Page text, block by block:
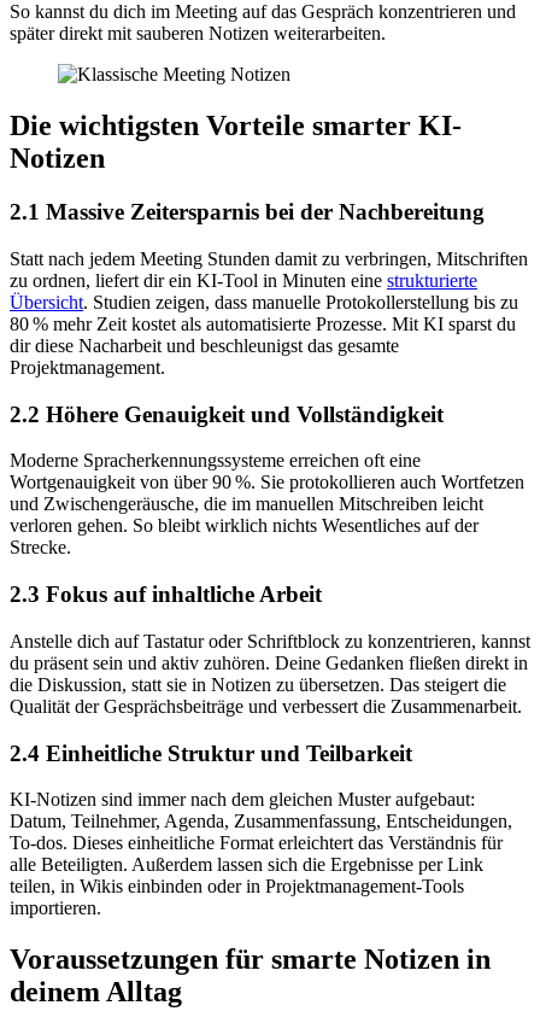
So kannst du dich im Meeting auf das Gespräch konzentrieren und
später direkt mit sauberen Notizen weiterarbeiten.
Die wichtigsten Vorteile smarter KI-
Notizen
2.1 Massive Zeitersparnis bei der Nachbereitung
Statt nach jedem Meeting Stunden damit zu verbringen, Mitschriften
zu ordnen, liefert dir ein KI-Tool in Minuten eine strukturierte
Übersicht. Studien zeigen, dass manuelle Protokollerstellung bis zu
80 % mehr Zeit kostet als automatisierte Prozesse. Mit KI sparst du
dir diese Nacharbeit und beschleunigst das gesamte
Projektmanagement.
2.2 Höhere Genauigkeit und Vollständigkeit
Moderne Spracherkennungssysteme erreichen oft eine
Wortgenauigkeit von über 90 %. Sie protokollieren auch Wortfetzen
und Zwischengeräusche, die im manuellen Mitschreiben leicht
verloren gehen. So bleibt wirklich nichts Wesentliches auf der
Strecke.
2.3 Fokus auf inhaltliche Arbeit
Anstelle dich auf Tastatur oder Schriftblock zu konzentrieren, kannst
du präsent sein und aktiv zuhören. Deine Gedanken fließen direkt in
die Diskussion, statt sie in Notizen zu übersetzen. Das steigert die
Qualität der Gesprächsbeiträge und verbessert die Zusammenarbeit.
2.4 Einheitliche Struktur und Teilbarkeit
KI-Notizen sind immer nach dem gleichen Muster aufgebaut:
Datum, Teilnehmer, Agenda, Zusammenfassung, Entscheidungen,
To‑dos. Dieses einheitliche Format erleichtert das Verständnis für
alle Beteiligten. Außerdem lassen sich die Ergebnisse per Link
teilen, in Wikis einbinden oder in Projektmanagement-Tools
importieren.
Voraussetzungen für smarte Notizen in
deinem Alltag